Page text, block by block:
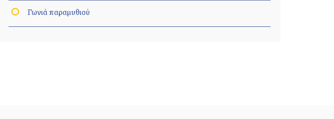
Γωνιά παραμυθιού